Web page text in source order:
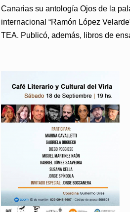
Canarias su antología Ojos de la
internacional “Ramón López
TEA. Publicó, además, libros de